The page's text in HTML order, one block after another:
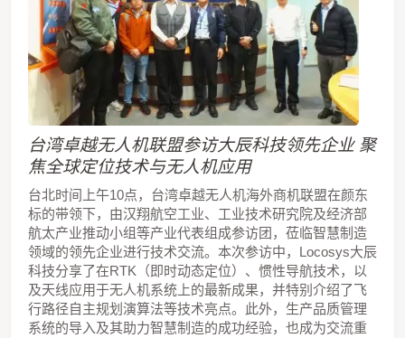
台湾卓越无人机联盟参访大辰科技领先企业 聚
焦全球定位技术与无人机应用
台北时间上午10点，台湾卓越无人机海外商机联盟在颜东
标的带领下，由汉翔航空工业、工业技术研究院及经济部
航太产业推动小组等产业代表组成参访团，莅临智慧制造
领域的领先企业进行技术交流。本次参访中，Locosys大辰
科技分享了在RTK（即时动态定位）、惯性导航技术，以
及天线应用于无人机系统上的最新成果，并特别介绍了飞
行路径自主规划演算法等技术亮点。此外，生产品质管理
系统的导入及其助力智慧制造的成功经验，也成为交流重